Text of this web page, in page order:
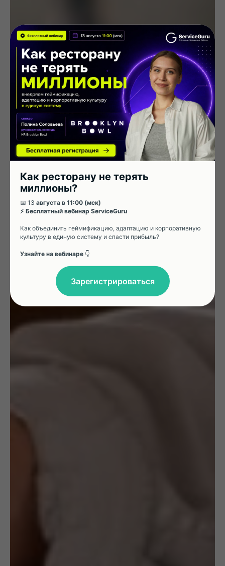
Как ресторану не терять
миллионы?
📅 13 августа в 11:00 (мск)
⚡ Бесплатный вебинар ServiceGuru
Как объединить геймификацию, адаптацию и корпоративную
культуру в единую систему и спасти прибыль?
Узнайте на вебинаре 👇
Зарегистрироваться